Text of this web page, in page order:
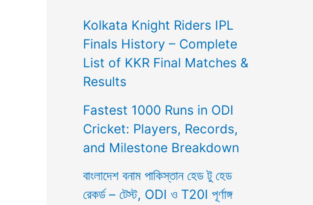
Kolkata Knight Riders IPL
Finals History – Complete
List of KKR Final Matches &
Results
Fastest 1000 Runs in ODI
Cricket: Players, Records,
and Milestone Breakdown
বাংলাদেশ বনাম পাকিস্তান হেড টু হেড
রেকর্ড – টেস্ট, ODI ও T20I পূর্ণাঙ্গ